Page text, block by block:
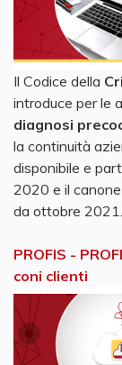
Il Codice della
introduce per le
diagnosi
la continuità
disponibile e
2020 e il
da ottobre 2021.
PROFIS -
coni clienti